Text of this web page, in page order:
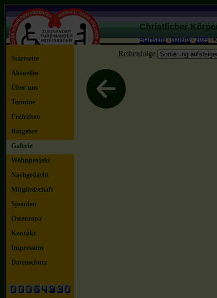
Christlicher
Startseite Galerie 2025
Startseite
Aktuelles
Über uns
Termine
Freizeiten
Ratgeber
Galerie
Wohnprojekt
Nachgedacht
Mitgliedschaft
Spenden
Osteuropa
Kontakt
Impressum
Datenschutz
Reihenfolge